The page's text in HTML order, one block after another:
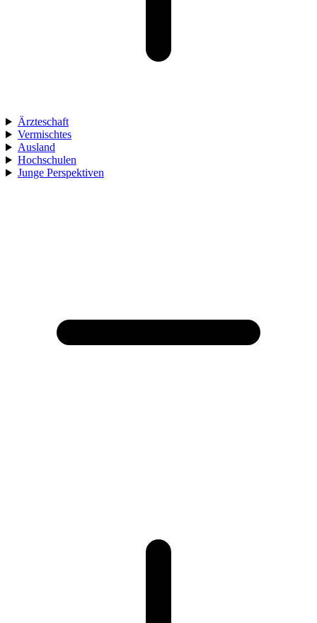
Ärzteschaft
Vermischtes
Ausland
Hochschulen
Junge Perspektiven